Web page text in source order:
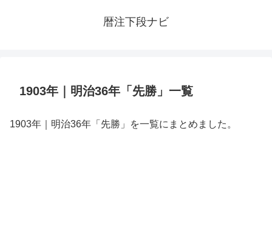
暦注下段ナビ
1903年｜明治36年「先勝」一覧
1903年｜明治36年「先勝」を一覧にまとめました。